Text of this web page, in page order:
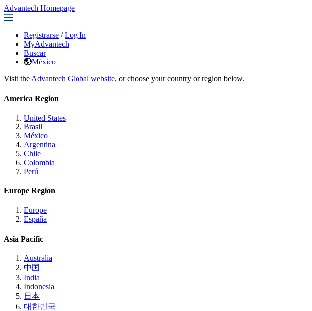
Advantech Homepage
Registrarse / Log In
MyAdvantech
Buscar
México
Visit the Advantech Global website, or choose your country or region below.
America Region
United States
Brasil
México
Argentina
Chile
Colombia
Perú
Europe Region
Europe
España
Asia Pacific
Australia
中国
India
Indonesia
日本
대한민국